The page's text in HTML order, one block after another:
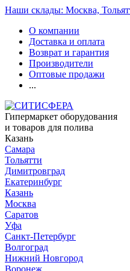
Наши склады: Москва,
О компании
Доставка и оплата
Возврат и гарантия
Производители
Оптовые продажи
...
Гипермаркет оборудования
и товаров для полива
Казань
Самара
Тольятти
Димитровград
Екатеринбург
Казань
Москва
Саратов
Уфа
Санкт-Петербург
Волгоград
Нижний Новгород
Воронеж